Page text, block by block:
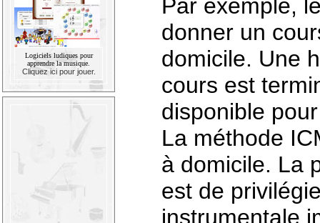
Logiciels ludiques pour
apprendre la musique.
Cliquez ici pour jouer.
Par exemple,
donner un
domicile. Une
cours est
disponible
La méthode
à domicile. La
est de
instrumentale